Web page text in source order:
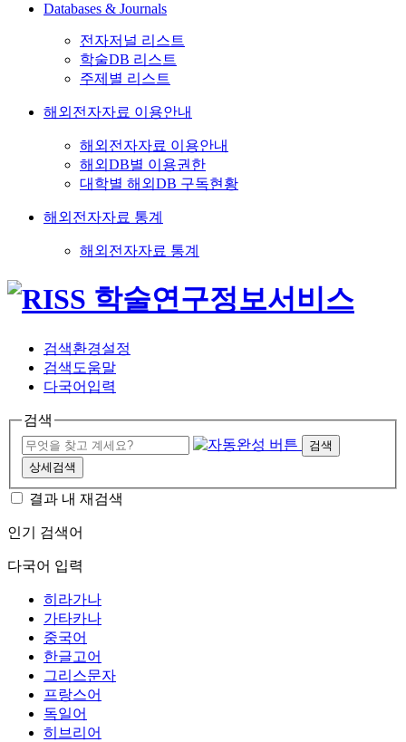
Databases & Journals
전자저널 리스트
학술DB 리스트
주제별 리스트
해외전자자료 이용안내
해외전자자료 이용안내
해외DB별 이용권한
대학별 해외DB 구독현황
해외전자자료 통계
해외전자자료 통계
검색환경설정
검색도움말
다국어입력
검색
검색
상세검색
결과 내 재검색
인기 검색어
다국어 입력
히라가나
가타카나
중국어
한글고어
그리스문자
프랑스어
독일어
히브리어